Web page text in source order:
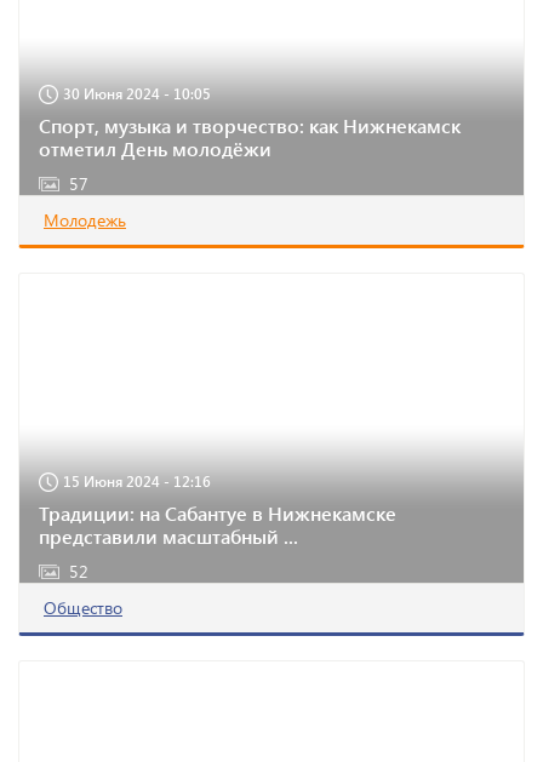
30 Июня 2024 - 10:05
Спорт, музыка и творчество: как Нижнекамск
отметил День молодёжи
57
Молодежь
15 Июня 2024 - 12:16
Традиции: на Сабантуе в Нижнекамске
представили масштабный ...
52
Общество